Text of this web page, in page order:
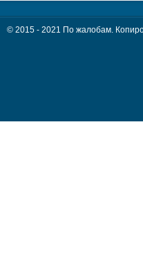
© 2015 - 2021 По жалобам.